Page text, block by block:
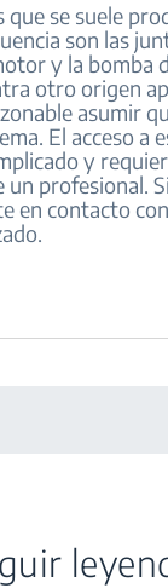
que se suele
son las
y la bomba
otro origen
asumir
El acceso a
y
profesional.
en contacto